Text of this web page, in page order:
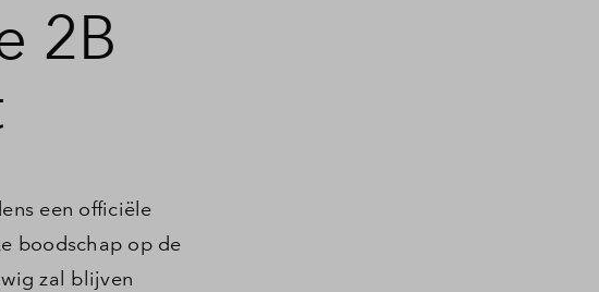
2B
een officiële
boodschap op de
zal blijven